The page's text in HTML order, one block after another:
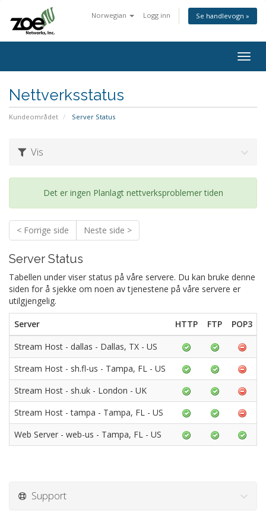
Norwegian Logg inn Se handlevogn »
Nettverksstatus
Kundeområdet Server Status
Vis
Det er ingen Planlagt nettverksproblemer tiden
< Forrige side Neste side >
Server Status
Tabellen under viser status på våre servere. Du kan bruke denne
siden for å sjekke om noen av tjenestene på våre servere er
utilgjengelig.
Server HTTP FTP POP3
Stream Host - dallas - Dallas, TX - US
Stream Host - sh.fl-us - Tampa, FL - US
Stream Host - sh.uk - London - UK
Stream Host - tampa - Tampa, FL - US
Web Server - web-us - Tampa, FL - US
Support